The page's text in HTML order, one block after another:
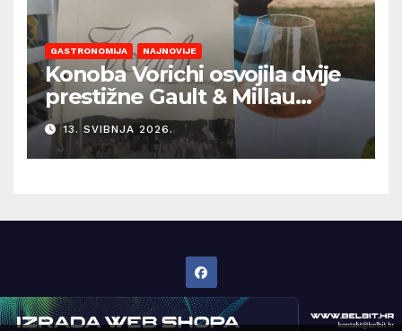
GASTRONOMIJA NAJNOVIJE
Konoba Vorichi osvojila dvije
prestižne Gault & Millau
kapice
13. SVIBNJA 2026.